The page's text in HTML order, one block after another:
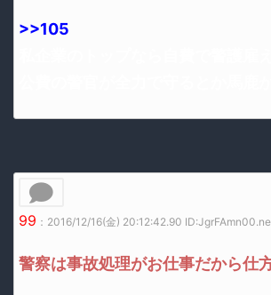
>>105
99 ：2016/12/16(金) 20:12:42.90
警察は事故処理がお仕事だから仕